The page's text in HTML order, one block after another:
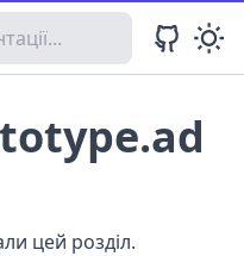
цей розділ.